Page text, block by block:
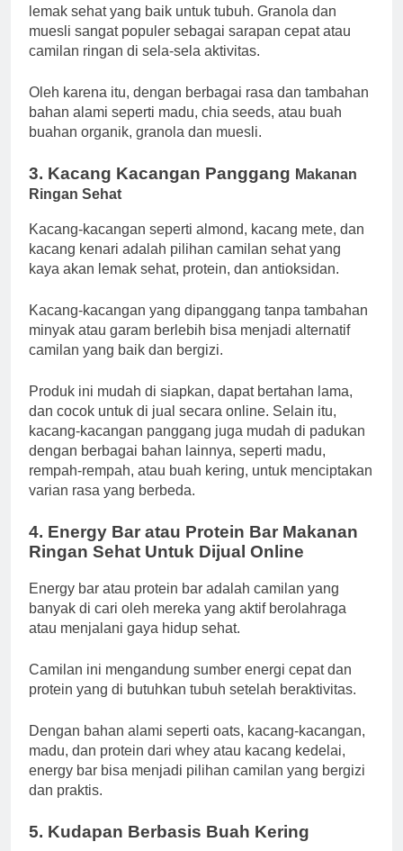
lemak sehat yang baik untuk tubuh. Granola dan
muesli sangat populer sebagai sarapan cepat atau
camilan ringan di sela-sela aktivitas.
Oleh karena itu, dengan berbagai rasa dan tambahan
bahan alami seperti madu, chia seeds, atau buah
buahan organik, granola dan muesli.
3. Kacang Kacangan Panggang Makanan
Ringan Sehat
Kacang-kacangan seperti almond, kacang mete, dan
kacang kenari adalah pilihan camilan sehat yang
kaya akan lemak sehat, protein, dan antioksidan.
Kacang-kacangan yang dipanggang tanpa tambahan
minyak atau garam berlebih bisa menjadi alternatif
camilan yang baik dan bergizi.
Produk ini mudah di siapkan, dapat bertahan lama,
dan cocok untuk di jual secara online. Selain itu,
kacang-kacangan panggang juga mudah di padukan
dengan berbagai bahan lainnya, seperti madu,
rempah-rempah, atau buah kering, untuk menciptakan
varian rasa yang berbeda.
4. Energy Bar atau Protein Bar Makanan
Ringan Sehat Untuk Dijual Online
Energy bar atau protein bar adalah camilan yang
banyak di cari oleh mereka yang aktif berolahraga
atau menjalani gaya hidup sehat.
Camilan ini mengandung sumber energi cepat dan
protein yang di butuhkan tubuh setelah beraktivitas.
Dengan bahan alami seperti oats, kacang-kacangan,
madu, dan protein dari whey atau kacang kedelai,
energy bar bisa menjadi pilihan camilan yang bergizi
dan praktis.
5. Kudapan Berbasis Buah Kering